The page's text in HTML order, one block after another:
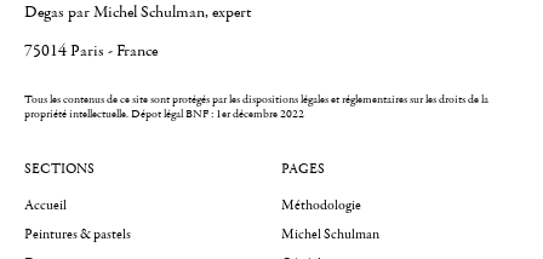
Degas par Michel Schulman, expert
75014 Paris - France
Tous les contenus de ce site sont protégés par les dispositions légales et réglementaires sur les droits de la
propriété intellectuelle.Dépot légal BNF : 1er décembre 2022
SECTIONS
Accueil
Peintures & pastels
PAGES
Méthodologie
Michel Schulman